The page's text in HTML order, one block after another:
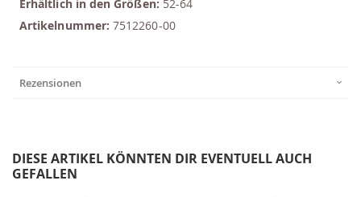
Erhältlich in den Größen: 52-64
Artikelnummer:7512260-00
Rezensionen
DIESE ARTIKEL KÖNNTEN DIR EVENTUELL AUCH
GEFALLEN